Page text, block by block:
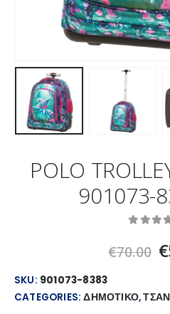
POLO
901073-
€70.00 €
SKU: 901073-8383
CATEGORIES:ΔΗΜΟΤΙΚΟ,